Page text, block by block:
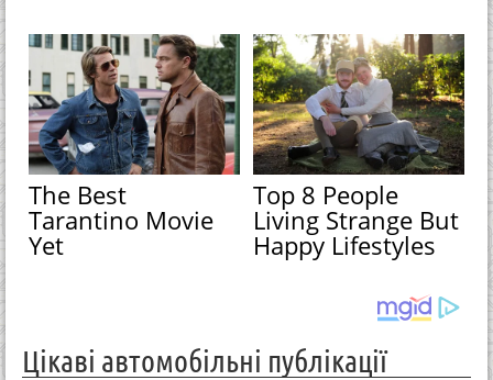
The Best
Tarantino Movie
Yet
Top 8 People
Living Strange But
Happy Lifestyles
Цікаві автомобільні публікації